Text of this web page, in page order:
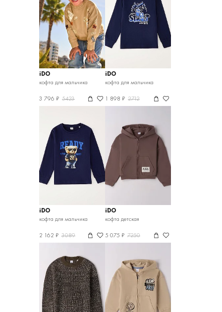
iDO
кофта для мальчика
3 796 ₽ 5423
iDO
кофта для мальчика
1 898 ₽ 2712
iDO
кофта для мальчика
2 162 ₽ 3089
iDO
кофта детская
5 075 ₽ 7250